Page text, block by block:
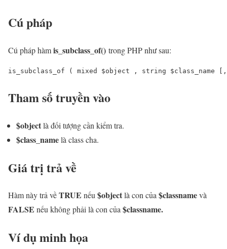
Cú pháp
Cú pháp hàmis_subclass_of() trong PHP như sau:
is_subclass_of ( mixed $object , string $class_name
Tham số truyền vào
$objectlà đối tượng cần kiểm tra.
$class_namelà class cha.
Giá trị trả về
Hàm này trả vềTRUE nếu$objectlà con của$classnamevà
FALSE nếu không phải là con của$classname.
Ví dụ minh họa